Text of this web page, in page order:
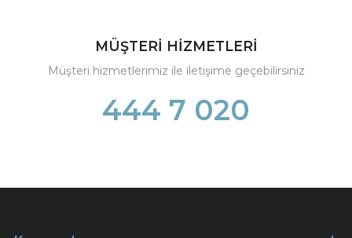
MÜŞTERİ HİZMETLERİ
Müşteri hizmetlerimiz ile iletişime geçebilirsiniz
444 7 020